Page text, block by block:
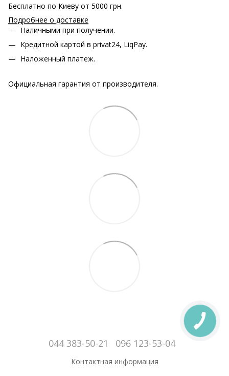
Бесплатно по Киеву от 5000 грн.
Подробнее о доставке
Наличными при получении.
Кредитной картой в privat24, LiqPay.
Наложенный платеж.
Официальная гарантия от производителя.
044 383-50-21 096 123-53-04
Контактная информация